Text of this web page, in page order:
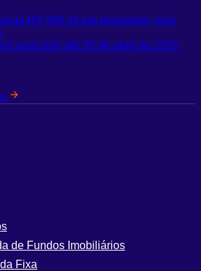
R$ 390 mi em proventos; veja
realizado até 30 de abril de 2026
de Fundos Imobiliários
Fixa